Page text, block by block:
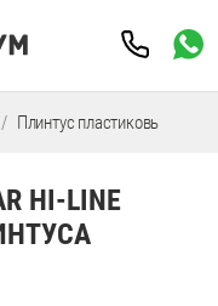
Плинтус пластиковый
HI-LINE